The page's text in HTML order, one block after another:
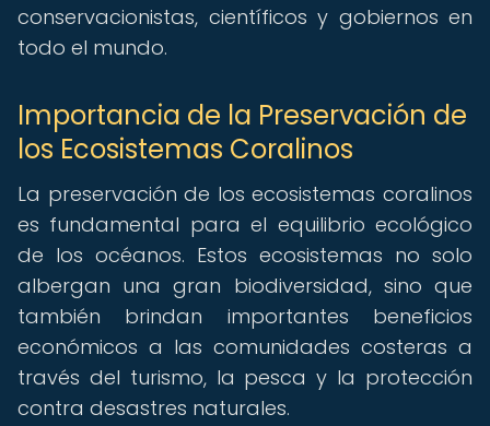
conservacionistas, científicos y gobiernos en
todo el mundo.
Importancia de la Preservación de
los Ecosistemas Coralinos
La preservación de los ecosistemas coralinos
es fundamental para el equilibrio ecológico
de los océanos. Estos ecosistemas no solo
albergan una gran biodiversidad, sino que
también brindan importantes beneficios
económicos a las comunidades costeras a
través del turismo, la pesca y la protección
contra desastres naturales.